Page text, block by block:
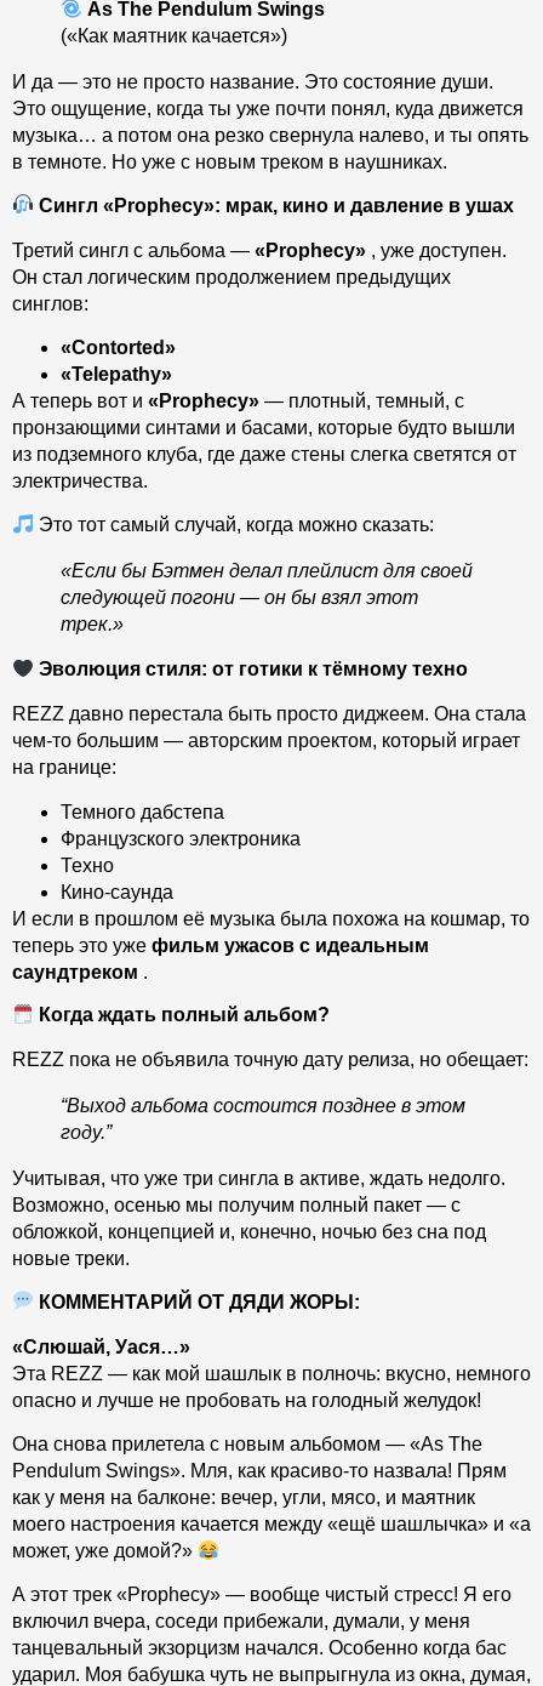
As The Pendulum Swings
(«Как маятник качается»)
И да — это не просто название. Это состояние души.
Это ощущение, когда ты уже почти понял, куда движется
музыка… а потом она резко свернула налево, и ты опять
в темноте. Но уже с новым треком в наушниках.
Сингл «Prophecy»: мрак, кино и давление в ушах
Третий сингл с альбома — «Prophecy» , уже доступен.
Он стал логическим продолжением предыдущих
синглов:
«Contorted»
«Telepathy»
А теперь вот и «Prophecy» — плотный, темный, с
пронзающими синтами и басами, которые будто вышли
из подземного клуба, где даже стены слегка светятся от
электричества.
Это тот самый случай, когда можно сказать:
«Если бы Бэтмен делал плейлист для своей
следующей погони — он бы взял этот
трек.»
Эволюция стиля: от готики к тёмному техно
REZZ давно перестала быть просто диджеем. Она стала
чем-то большим — авторским проектом, который играет
на границе:
Темного дабстепа
Французского электроника
Техно
Кино-саунда
И если в прошлом её музыка была похожа на кошмар, то
теперь это уже фильм ужасов с идеальным
саундтреком .
Когда ждать полный альбом?
REZZ пока не объявила точную дату релиза, но обещает:
“Выход альбома состоится позднее в этом
году.”
Учитывая, что уже три сингла в активе, ждать недолго.
Возможно, осенью мы получим полный пакет — с
обложкой, концепцией и, конечно, ночью без сна под
новые треки.
КОММЕНТАРИЙ ОТ ДЯДИ ЖОРЫ:
«Слюшай, Уася…»
Эта REZZ — как мой шашлык в полночь: вкусно, немного
опасно и лучше не пробовать на голодный желудок!
Она снова прилетела с новым альбомом — «As The
Pendulum Swings». Мля, как красиво-то назвала! Прям
как у меня на балконе: вечер, угли, мясо, и маятник
моего настроения качается между «ещё шашлычка» и «а
может, уже домой?»
А этот трек «Prophecy» — вообще чистый стресс! Я его
включил вчера, соседи прибежали, думали, у меня
танцевальный экзорцизм начался. Особенно когда бас
ударил. Моя бабушка чуть не выпрыгнула из окна, думая,